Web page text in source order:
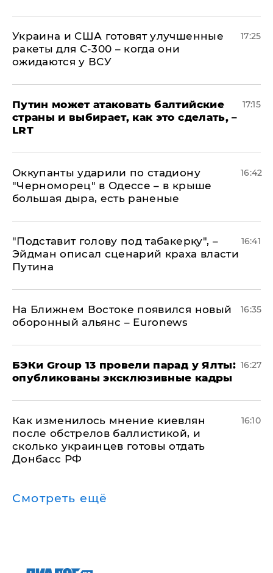
Украина и США готовят улучшенные
ракеты для С-300 – когда они
ожидаются у ВСУ
17:25
Путин может атаковать балтийские
страны и выбирает, как это сделать, –
LRT
17:15
Оккупанты ударили по стадиону
"Черноморец" в Одессе – в крыше
большая дыра, есть раненые
16:42
​"Подставит голову под табакерку", –
Эйдман описал сценарий краха власти
Путина
16:41
На Ближнем Востоке появился новый
оборонный альянс – Euronews
16:35
​БЭКи Group 13 провели парад у Ялты:
опубликованы эксклюзивные кадры
16:27
Как изменилось мнение киевлян
после обстрелов баллистикой, и
сколько украинцев готовы отдать
Донбасс РФ
16:10
Смотреть ещё